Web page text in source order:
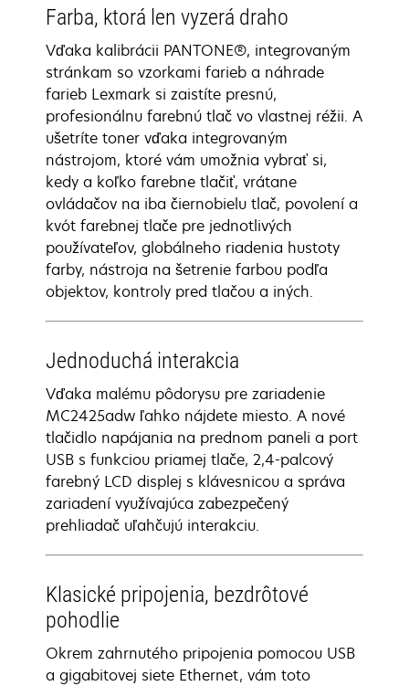
Farba, ktorá len vyzerá draho
Vďaka kalibrácii PANTONE®, integrovaným
stránkam so vzorkami farieb a náhrade
farieb Lexmark si zaistíte presnú,
profesionálnu farebnú tlač vo vlastnej réžii. A
ušetríte toner vďaka integrovaným
nástrojom, ktoré vám umožnia vybrať si,
kedy a koľko farebne tlačiť, vrátane
ovládačov na iba čiernobielu tlač, povolení a
kvót farebnej tlače pre jednotlivých
používateľov, globálneho riadenia hustoty
farby, nástroja na šetrenie farbou podľa
objektov, kontroly pred tlačou a iných.
Jednoduchá interakcia
Vďaka malému pôdorysu pre zariadenie
MC2425adw ľahko nájdete miesto. A nové
tlačidlo napájania na prednom paneli a port
USB s funkciou priamej tlače, 2,4-palcový
farebný LCD displej s klávesnicou a správa
zariadení využívajúca zabezpečený
prehliadač uľahčujú interakciu.
Klasické pripojenia, bezdrôtové
pohodlie
Okrem zahrnutého pripojenia pomocou USB
a gigabitovej siete Ethernet, vám toto